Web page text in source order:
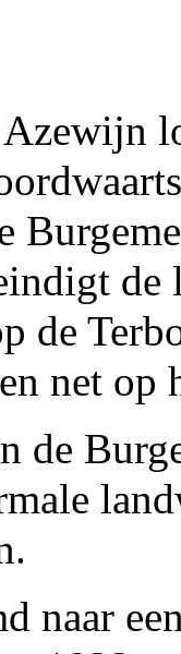
Azewijn
de
de
net op
de
naar